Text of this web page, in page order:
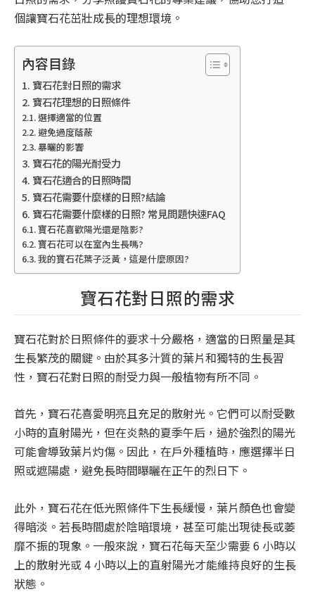
個讓寶石花茁壯成長的理想環境。
內容目錄
寶石花對日照的需求
寶石花理想的日照條件
選擇適當的位置
避免過度蔭蔽
暴曬的影響
寶石花的陽光耐受力
寶石花適合的日照時間
寶石花需要什麼樣的日照?結論
寶石花需要什麼樣的日照? 常見問題快速FAQ
寶石花喜歡陽光還是陰影?
寶石花可以在室內生長嗎?
我的寶石花葉子泛黃，這是什麼原因?
寶石花對日照的需求
寶石花對於日照條件的要求十分嚴格，適當的日照量是其
生長繁茂的關鍵。由於其多汁質的葉片和獨特的生長習
性，寶石花對日照的耐受力與一般植物有所不同。
首先，寶石花喜愛明亮且充足的散射光。它們可以耐受數
小時的直射陽光，但在炎熱的夏季午后，過於強烈的陽光
可能會導致葉片灼傷。因此，在戶外種植時，應選擇半日
照或遮陽處，避免長時間曝曬在正午的烈日下。
此外，寶石花在低光照條件下生長緩慢，葉片顏色也會變
得暗淡。若長時間處於陰暗環境，甚至可能出現徒長或萎
靡不振的現象。一般來說，寶石花每天至少需要 6 小時以
上的散射光或 4 小時以上的直射陽光才能維持良好的生長
狀態。